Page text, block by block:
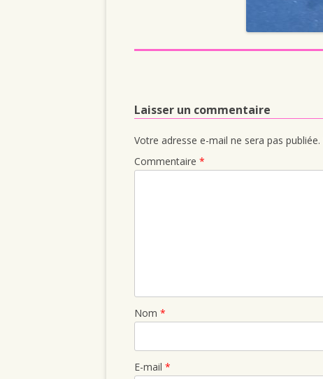
Laisser un commentaire
Votre adresse e-mail ne sera pas publiée.
Commentaire *
Nom *
E-mail *